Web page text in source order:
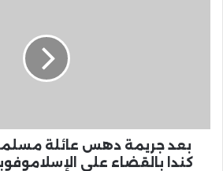
بعد جريمة دهس عائلة
كندا بالقضاء على